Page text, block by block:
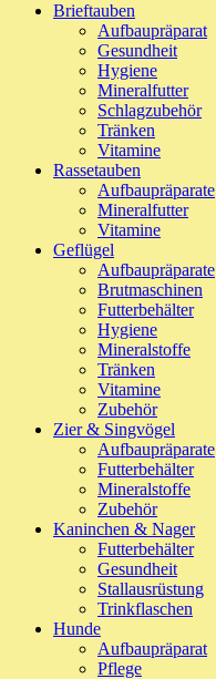
Brieftauben
Aufbaupräparat
Gesundheit
Hygiene
Mineralfutter
Schlagzubehör
Tränken
Vitamine
Rassetauben
Aufbaupräparate
Mineralfutter
Vitamine
Geflügel
Aufbaupräparate
Brutmaschinen
Futterbehälter
Hygiene
Mineralstoffe
Tränken
Vitamine
Zubehör
Zier & Singvögel
Aufbaupräparate
Futterbehälter
Mineralstoffe
Zubehör
Kaninchen & Nager
Futterbehälter
Gesundheit
Stallausrüstung
Trinkflaschen
Hunde
Aufbaupräparat
Pflege